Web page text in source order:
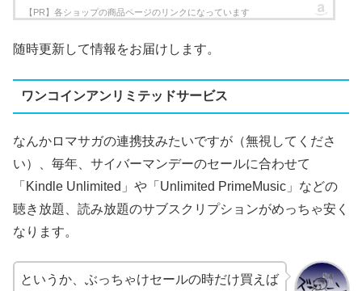
随時更新して情報をお届けします。
ワンコインアンリミテッドサービス
なんかロマサガの連携技みたいですが（無視してくださ
い）、毎年、サイバーマンデーのセールに合わせて
「Kindle Unlimited」や「Unlimited PrimeMusic」などの
聴き放題、読み放題のサブスクリプションがめっちゃ安く
なります。
というか、ぶっちゃけセールの時だけ買えば